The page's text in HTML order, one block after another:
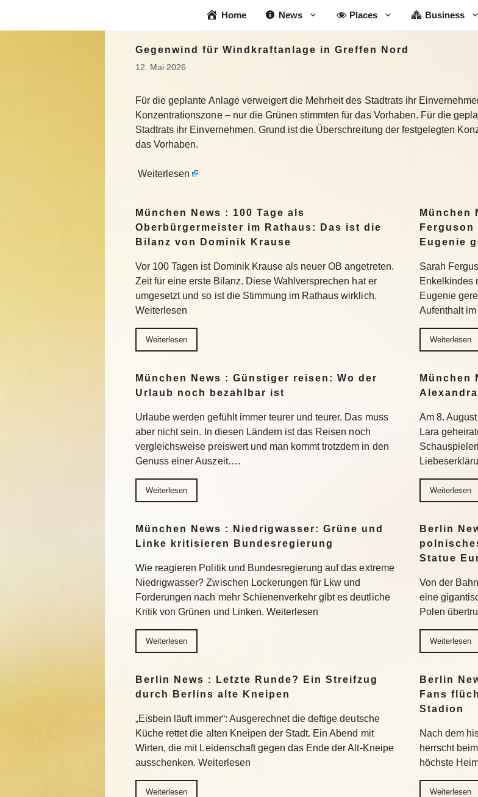
Home News Places Business
Gegenwind für Windkraftanlage in Greffen Nord
12. Mai 2026
Für die geplante Anlage verweigert die Mehrheit des Stadtrats ihr
Konzentrationszone – nur die Grünen stimmten für das Vorhaben. Für die
Stadtrats ihr Einvernehmen. Grund ist die Überschreitung der festgelegten
das Vorhaben.
Weiterlesen
München News : 100 Tage als
Oberbürgermeister im Rathaus: Das ist die
Bilanz von Dominik Krause
Vor 100 Tagen ist Dominik Krause als neuer OB angetreten.
Zeit für eine erste Bilanz. Diese Wahlversprechen hat er
umgesetzt und so ist die Stimmung im Rathaus wirklich.
Weiterlesen
Weiterlesen
München
Eugenie
Sarah
Enkelkindes
Eugenie
Aufenthalt
Weiterlesen
München News : Günstiger reisen: Wo der
Urlaub noch bezahlbar ist
Urlaube werden gefühlt immer teurer und teurer. Das muss
aber nicht sein. In diesen Ländern ist das Reisen noch
vergleichsweise preiswert und man kommt trotzdem in den
Genuss einer Auszeit….
Weiterlesen
München
Am 8.
Lara
Weiterlesen
München News : Niedrigwasser: Grüne und
Linke kritisieren Bundesregierung
Wie reagieren Politik und Bundesregierung auf das extreme
Niedrigwasser? Zwischen Lockerungen für Lkw und
Forderungen nach mehr Schienenverkehr gibt es deutliche
Kritik von Grünen und Linken. Weiterlesen
Weiterlesen
Berlin
Statue
Von der
eine
Polen
Weiterlesen
Berlin News : Letzte Runde? Ein Streifzug
durch Berlins alte Kneipen
„Eisbein läuft immer“: Ausgerechnet die deftige deutsche
Küche rettet die alten Kneipen der Stadt. Ein Abend mit
Wirten, die mit Leidenschaft gegen das Ende der Alt-Kneipe
ausschenken. Weiterlesen
Weiterlesen
Berlin
Fans
Stadion
Nach dem
herrscht
höchste
Weiterlesen